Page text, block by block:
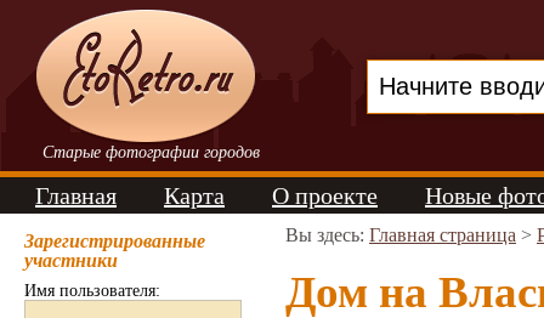
Старые фотографии городов
Главная Карта О проекте Новые
Зарегистрированные
участники
Имя пользователя:
Вы здесь: Главная страница >
Дом на